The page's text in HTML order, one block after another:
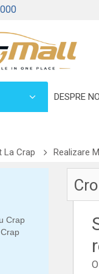
DESPRE
La Crap Realizare
Crap